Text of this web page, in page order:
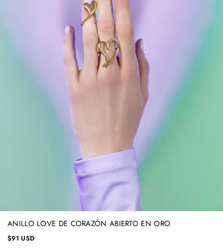
ANILLO LOVE DE CORAZÓN ABIERTO EN ORO
$91 USD